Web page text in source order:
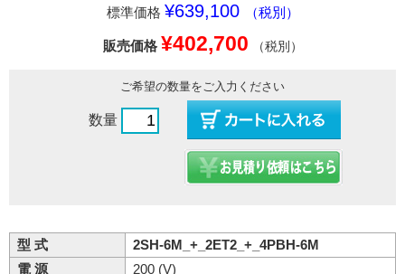
標準価格 ¥639,100 （税別）
販売価格 ¥402,700 （税別）
ご希望の数量をご入力ください
数量
型 式
2SH-6M_+_2ET2_+_4PBH-6M
電 源
200 (V)